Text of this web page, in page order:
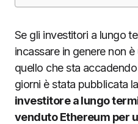
Se gli investitori a lungo
incassare in genere non
quello che sta
giorni è stata pubblicata
investitore a lungo
venduto Ethereum per